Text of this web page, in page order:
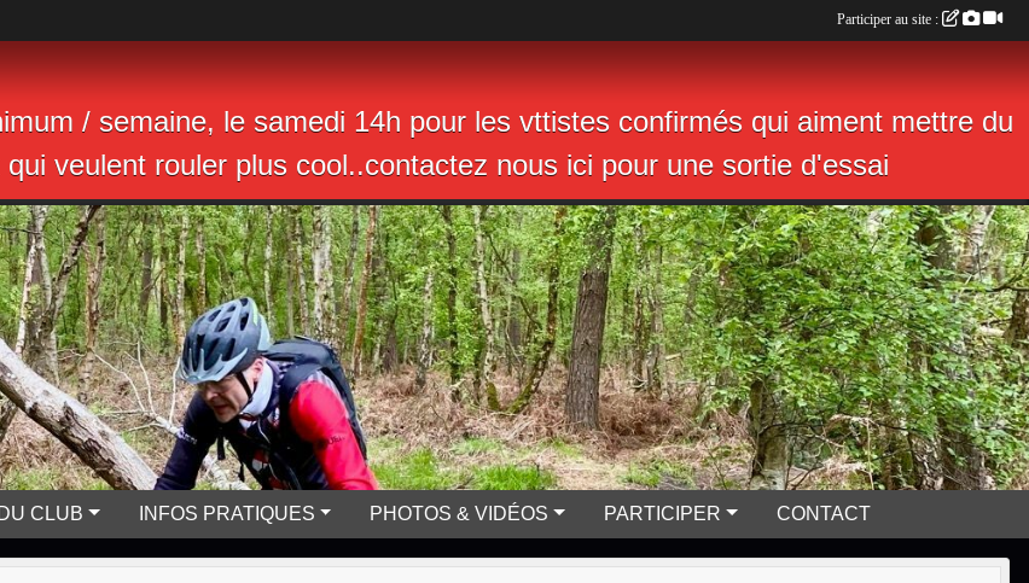
/ semaine, le samedi 14h pour les vttistes confirmés qui aiment mettre du
veulent rouler plus cool..contactez nous ici pour une sortie d'essai
CLUB INFOS PRATIQUES PHOTOS & VIDÉOS PARTICIPER CONTACT
Participer au site :